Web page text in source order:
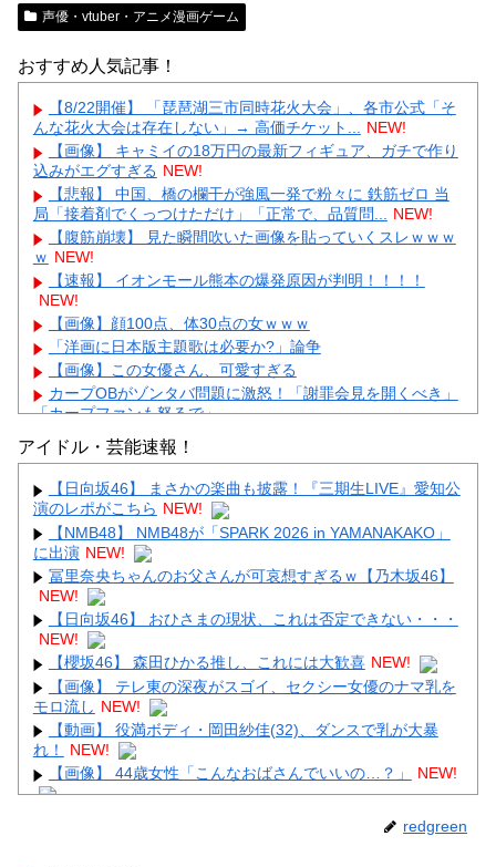
声優・vtuber・アニメ漫画ゲーム
おすすめ人気記事！
【8/22開催】 「琵琶湖三市同時花火大会」、各市公式「そ
んな花火大会は存在しない」→ 高価チケット... NEW!
【画像】 キャミイの18万円の最新フィギュア、ガチで作り
込みがエグすぎる NEW!
【悲報】 中国、橋の欄干が強風一発で粉々に 鉄筋ゼロ 当
局「接着剤でくっつけただけ」「正常で、品質問... NEW!
【腹筋崩壊】 見た瞬間吹いた画像を貼っていくスレｗｗｗ
ｗ NEW!
【速報】 イオンモール熊本の爆発原因が判明！！！！
NEW!
【画像】顔100点、体30点の女ｗｗｗ
「洋画に日本版主題歌は必要か?」論争
【画像】この女優さん、可愛すぎる
カープOBがゾンタバ問題に激怒！「謝罪会見を開くべき」
「カープファンも怒るで」
【画像】顔100点、体30点の女ｗｗｗ
Powered by livedoor 相互RSS
アイドル・芸能速報！
【日向坂46】 まさかの楽曲も披露！『三期生LIVE』愛知公
演のレポがこちら NEW!
【NMB48】 NMB48が「SPARK 2026 in YAMANAKAKO」
に出演 NEW!
冨里奈央ちゃんのお父さんが可哀想すぎるｗ【乃木坂46】
NEW!
【日向坂46】 おひさまの現状、これは否定できない・・・
NEW!
【櫻坂46】 森田ひかる推し、これには大歓喜 NEW!
【画像】 テレ東の深夜がスゴイ、セクシー女優のナマ乳を
モロ流し NEW!
【動画】 役満ボディ・岡田紗佳(32)、ダンスで乳が大暴
れ！
NEW!
【画像】 44歳女性「こんなおばさんでいいの…？」
NEW!
【画像】 男の87%はお○ぱいに目がいってスマホケースに
redgreen